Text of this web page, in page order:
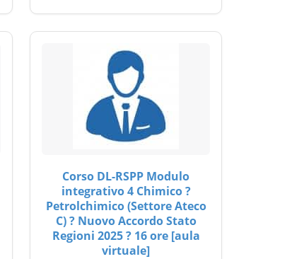
Corso DL-RSPP Modulo
integrativo 4 Chimico ?
Petrolchimico (Settore Ateco
C) ? Nuovo Accordo Stato
Regioni 2025 ? 16 ore [aula
virtuale]